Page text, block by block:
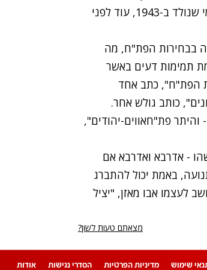
הדמוקרטית לה אנו שואפים", הוא מוסיף. "דיוויס מכריז על עצמו כמי שנולד ב-1943, עוד לפני
בבחירות הפת"ח, מה
תמימות דעים באשר
הפת"ח", כתב אחד
כותב גולש אחר.
והיתר פת"חאווים-יהודים",
- אדרבא ואדרבא אם
באמת יכול להתברג
לעצמו אבו מאזן, "יציל
מצאתם טעות לשון?
שימוש מדיניות הפרטיות הסדרי נגישות אודות